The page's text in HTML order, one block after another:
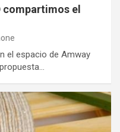
compartimos el
el espacio de Amway